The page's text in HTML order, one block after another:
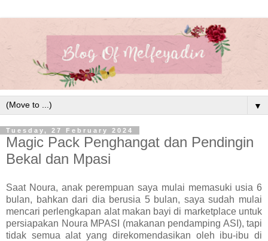
▼
Tuesday, 27 February 2024
Magic Pack Penghangat dan Pendingin
Bekal dan Mpasi
Saat Noura, anak perempuan saya mulai memasuki usia 6
bulan, bahkan dari dia berusia 5 bulan, saya sudah mulai
mencari perlengkapan alat makan bayi di marketplace untuk
persiapakan Noura MPASI (makanan pendamping ASI), tapi
tidak semua alat yang direkomendasikan oleh ibu-ibu di